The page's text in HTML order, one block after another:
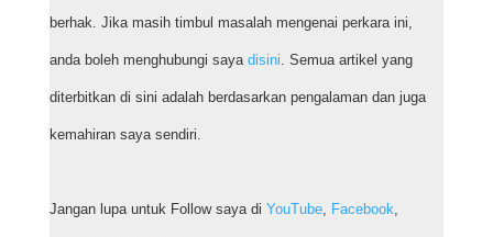
berhak. Jika masih timbul masalah mengenai perkara ini,
anda boleh menghubungi saya disini. Semua artikel yang
diterbitkan di sini adalah berdasarkan pengalaman dan juga
kemahiran saya sendiri.
Jangan lupa untuk Follow saya di YouTube, Facebook,